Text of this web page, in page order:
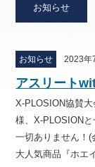
お知らせ
お知らせ 2023年
アスリート
X-PLOSION協賛
様、X-PLOSION
一切ありません！
大人気商品『ホエ